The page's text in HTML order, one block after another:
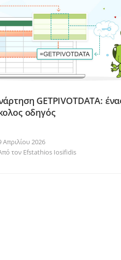
GETPIVOTDATA:
οδηγός
Απριλίου 2026
τον Efstathios Iosifidis